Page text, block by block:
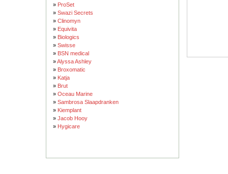
» ProSet
» Swazi Secrets
» Clinomyn
» Equivita
» Biologics
» Swisse
» BSN medical
»Alyssa Ashley
» Broxomatic
» Katja
» Brut
» Oceau Marine
» Sambrosa Slaapdranken
» Kiemplant
» Jacob Hooy
» Hygicare